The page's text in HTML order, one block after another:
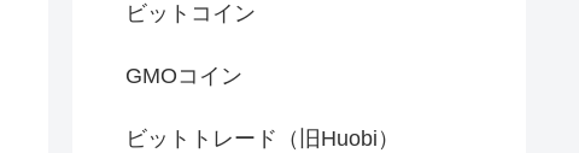
ビットコイン
GMOコイン
ビットトレード（旧Huobi）